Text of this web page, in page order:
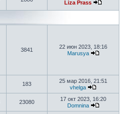
Liza Prass
3841
22 июн 2023, 18:16
Marusya
183
25 мар 2016, 21:51
vhelga
23080
17 окт 2023, 16:20
Domnina